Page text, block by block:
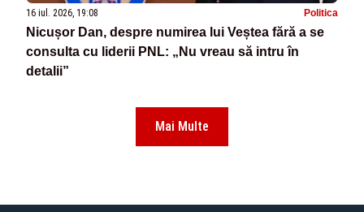
16 iul. 2026, 19:08 Politica
Nicușor Dan, despre numirea lui Veștea fără a se
consulta cu liderii PNL: „Nu vreau să intru în
detalii”
Mai Multe